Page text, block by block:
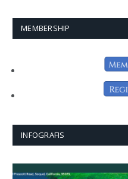
MEMBERSHIP
INFOGRAFIS